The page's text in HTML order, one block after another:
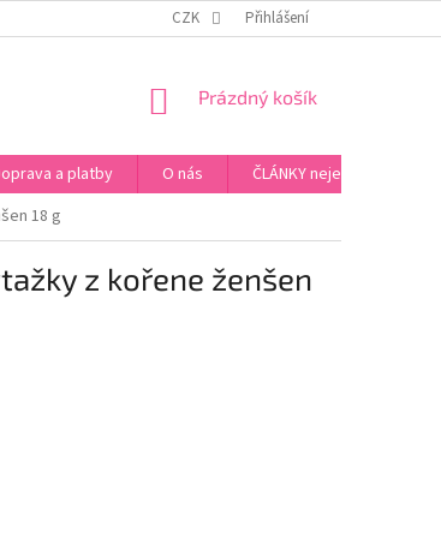
VZORKOVÁ PRODEJNA - PRAHA 5, JINONICE
CZK Přihlášení
NÁKUPNÍ
Prázdný košík
a platby O nás
ČLÁNKY nejen o
18 g
z kořene ženšen